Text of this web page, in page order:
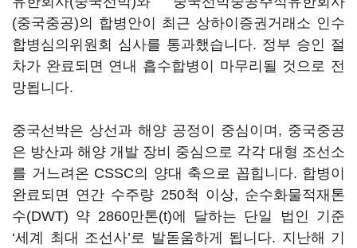
(중국중공)의 합병안이 최근 상하이증권거래소 인수
합병심의위원회 심사를 통과했습니다. 정부 승인 절
차가 완료되면 연내 흡수합병이 마무리될 것으로 전
망됩니다.
중국선박은 상선과 해양 공정이 중심이며, 중국중공
은 방산과 해양 개발 장비 중심으로 각각 대형 조선소
를 거느려온 CSSC의 양대 축으로 꼽힙니다. 합병이
완료되면 연간 수주량 250척 이상, 순수화물적재톤
수(DWT) 약 2860만톤(t)에 달하는 단일 법인 기준
‘세계 최대 조선사’로 발돋움하게 됩니다. 지난해 기